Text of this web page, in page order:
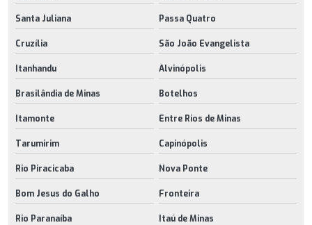
Santa Juliana Passa Quatro
Cruzília São João Evangelista
Itanhandu Alvinópolis
Brasilândia de Minas Botelhos
Itamonte Entre Rios de Minas
Tarumirim Capinópolis
Rio Piracicaba Nova Ponte
Bom Jesus do Galho Fronteira
Rio Paranaíba Itaú de Minas